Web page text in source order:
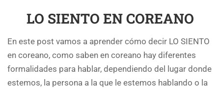
LO SIENTO EN COREANO
En este post vamos a aprender cómo decir LO SIENTO
en coreano, como saben en coreano hay diferentes
formalidades para hablar, dependiendo del lugar donde
estemos, la persona a la que le estemos hablando o la